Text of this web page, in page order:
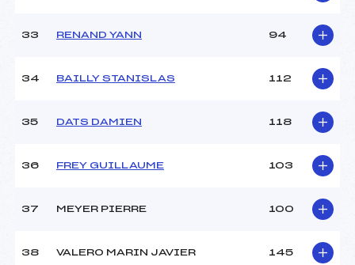
33 RENAND YANN 94
34 BAILLY STANISLAS 112
35 DATS DAMIEN 118
36 FREY GUILLAUME 103
37 MEYER PIERRE 100
38 VALERO MARIN JAVIER 145